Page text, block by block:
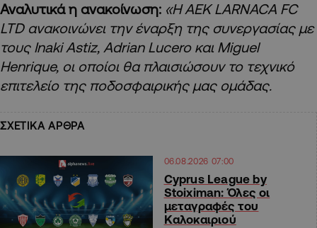
Αναλυτικά η ανακοίνωση: «Η AEK LARNACA FC
LTD ανακοινώνει την έναρξη της συνεργασίας με
τους Inaki Astiz, Adrian Lucero και Miguel
Henrique, οι οποίοι θα πλαισιώσουν το τεχνικό
επιτελείο της ποδοσφαιρικής μας ομάδας.
ΣΧΕΤΙΚΑ ΑΡΘΡΑ
06.08.2026 07:00
Cyprus League by
Stoiximan: Όλες οι
μεταγραφές του
Καλοκαιριού